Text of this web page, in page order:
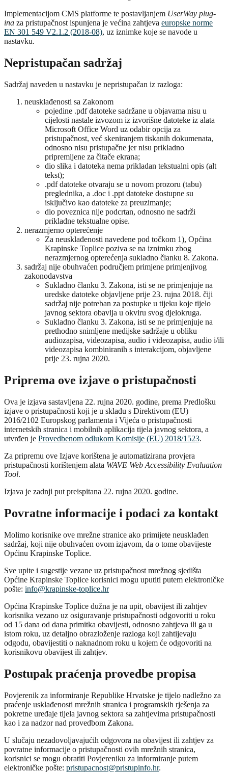
Implementacijom CMS platforme te postavljanjem UserWay plug-
ina za pristupačnost ispunjena je većina zahtjeva europske norme
EN 301 549 V2.1.2 (2018-08), uz iznimke koje se navode u
nastavku.
Nepristupačan sadržaj
Sadržaj naveden u nastavku je nepristupačan iz razloga:
neusklađenosti sa Zakonom
pojedine .pdf datoteke sadržane u objavama nisu u
cijelosti nastale izvozom iz izvorišne datoteke iz alata
Microsoft Office Word uz odabir opcija za
pristupačnost, već skeniranjem tiskanih dokumenata,
odnosno nisu pristupačne jer nisu prikladno
pripremljene za čitače ekrana;
dio slika i datoteka nema prikladan tekstualni opis (alt
tekst);
.pdf datoteke otvaraju se u novom prozoru (tabu)
preglednika, a .doc i .ppt datoteke dostupne su
isključivo kao datoteke za preuzimanje;
dio poveznica nije podcrtan, odnosno ne sadrži
prikladne tekstualne opise.
nerazmjerno opterećenje
Za neusklađenosti navedene pod točkom 1), Općina
Krapinske Toplice poziva se na iznimku zbog
nerazmjernog opterećenja sukladno članku 8. Zakona.
sadržaj nije obuhvaćen područjem primjene primjenjivog
zakonodavstva
Sukladno članku 3. Zakona, isti se ne primjenjuje na
uredske datoteke objavljene prije 23. rujna 2018. čiji
sadržaj nije potreban za postupke u tijeku koje tijelo
javnog sektora obavlja u okviru svog djelokruga.
Sukladno članku 3. Zakona, isti se ne primjenjuje na
prethodno snimljene medijske sadržaje u obliku
audiozapisa, videozapisa, audio i videozapisa, audio i/ili
videozapisa kombiniranih s interakcijom, objavljene
prije 23. rujna 2020.
Priprema ove izjave o pristupačnosti
Ova je izjava sastavljena 22. rujna 2020. godine, prema Predlošku
izjave o pristupačnosti koji je u skladu s Direktivom (EU)
2016/2102 Europskog parlamenta i Vijeća o pristupačnosti
internetskih stranica i mobilnih aplikacija tijela javnog sektora, a
utvrđen je Provedbenom odlukom Komisije (EU) 2018/1523.
Za pripremu ove Izjave korištena je automatizirana provjera
pristupačnosti korištenjem alata WAVE Web Accessibility Evaluation
Tool.
Izjava je zadnji put preispitana 22. rujna 2020. godine.
Povratne informacije i podaci za kontakt
Molimo korisnike ove mrežne stranice ako primijete neusklađen
sadržaj, koji nije obuhvaćen ovom izjavom, da o tome obavijeste
Općinu Krapinske Toplice.
Sve upite i sugestije vezane uz pristupačnost mrežnog sjedišta
Općine Krapinske Toplice korisnici mogu uputiti putem elektroničke
pošte: info@krapinske-toplice.hr
Općina Krapinske Toplice dužna je na upit, obavijest ili zahtjev
korisnika vezano uz osiguravanje pristupačnosti odgovoriti u roku
od 15 dana od dana primitka obavijesti, odnosno zahtjeva ili ga u
istom roku, uz detaljno obrazloženje razloga koji zahtijevaju
odgodu, obavijestiti o naknadnom roku u kojem će odgovoriti na
korisnikovu obavijest ili zahtjev.
Postupak praćenja provedbe propisa
Povjerenik za informiranje Republike Hrvatske je tijelo nadležno za
praćenje usklađenosti mrežnih stranica i programskih rješenja za
pokretne uređaje tijela javnog sektora sa zahtjevima pristupačnosti
kao i za nadzor nad provedbom Zakona.
U slučaju nezadovoljavajućih odgovora na obavijest ili zahtjev za
povratne informacije o pristupačnosti ovih mrežnih stranica,
korisnici se mogu obratiti Povjereniku za informiranje putem
elektroničke pošte: pristupacnost@pristupinfo.hr.